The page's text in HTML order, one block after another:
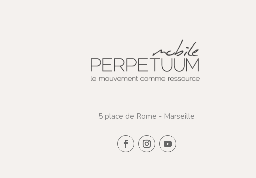
5 place de Rome - Marseille